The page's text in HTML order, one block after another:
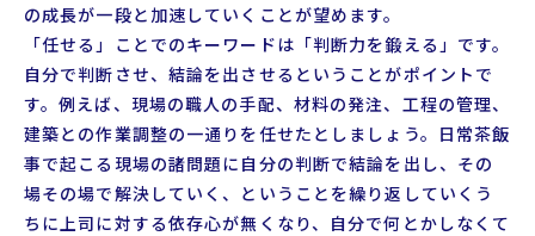
の成長が一段と加速していくことが望めます。
「任せる」ことでのキーワードは「判断力を鍛える」です。
自分で判断させ、結論を出させるということがポイントで
す。例えば、現場の職人の手配、材料の発注、工程の管理、
建築との作業調整の一通りを任せたとしましょう。日常茶飯
事で起こる現場の諸問題に自分の判断で結論を出し、その
場その場で解決していく、ということを繰り返していくう
ちに上司に対する依存心が無くなり、自分で何とかしなくて